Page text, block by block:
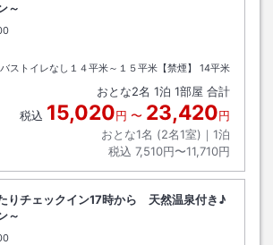
～
ックアウト
ストイレなし１４平米～１５平米【禁煙】
14平米
おとな2名 1泊 1部屋 合計
税込 15,020円 〜 23,420円
おとな1名 (2名1室)｜ 1泊
税込 7,510円〜11,710円
りチェックイン17時から 天然温泉付き♪
～
ックアウト